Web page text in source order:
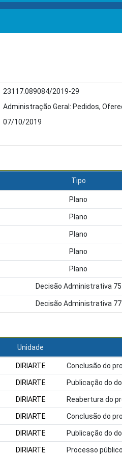
23117.089084/2019-29
Administração Geral: Pedidos,
07/10/2019
Tipo
Plano
Plano
Plano
Plano
Plano
Decisão Administrativa 75
Decisão Administrativa 77
Unidade
DIRIARTE Conclusão do
DIRIARTE Publicação do
DIRIARTE Reabertura do
DIRIARTE Conclusão do
DIRIARTE Publicação do
DIRIARTE Processo